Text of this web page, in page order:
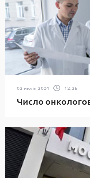
02 июля 2024 12:25
Число